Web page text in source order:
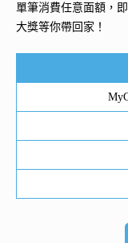
單筆消費任意面額，
大獎等你帶回家！